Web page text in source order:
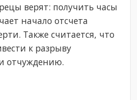
верят: получить часы
начало отсчета
Также считается, что
к разрыву
отчуждению.